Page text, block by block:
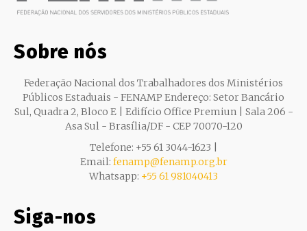
Sobre nós
Federação Nacional dos Trabalhadores dos Ministérios
Públicos Estaduais - FENAMP Endereço: Setor Bancário
Sul, Quadra 2, Bloco E | Edifício Office Premiun | Sala 206 -
Asa Sul - Brasília/DF - CEP 70070-120
Telefone: +55 61 3044-1623 |
Email: fenamp@fenamp.org.br
Whatsapp: +55 61 981040413
Siga-nos